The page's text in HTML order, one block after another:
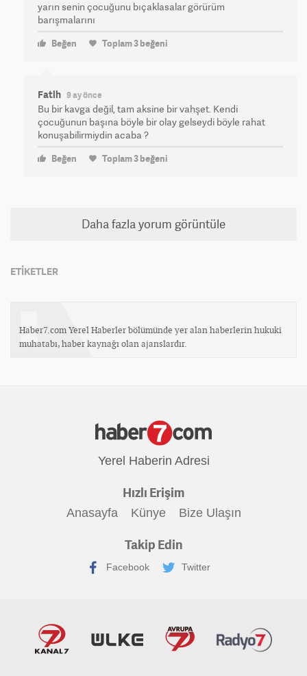
yarın senin çocuğunu bıçaklasalar görürüm
barışmalarını
Beğen Toplam3beğeni
Fatih 9 ay önce
Bu bir kavga değil, tam aksine bir vahşet. Kendi
çocuğunun başına böyle bir olay gelseydi böyle rahat
konuşabilirmiydin acaba ?
Beğen Toplam3beğeni
Daha fazla yorum görüntüle
ETİKETLER
Haber7.com Yerel Haberler bölümünde yer alan haberlerin hukuki
muhatabı, haber kaynağı olan ajanslardır.
Yerel Haberin Adresi
Hızlı Erişim
Anasayfa Künye Bize Ulaşın
Takip Edin
Facebook Twitter